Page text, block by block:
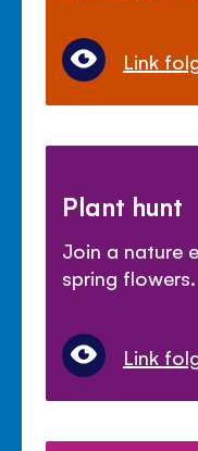
Link
Plant hunt
Join a nature
spring flowers.
Link